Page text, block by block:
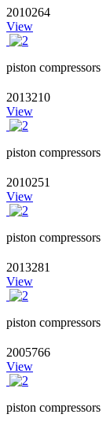
2010264
View
piston compressors
2013210
View
piston compressors
2010251
View
piston compressors
2013281
View
piston compressors
2005766
View
piston compressors